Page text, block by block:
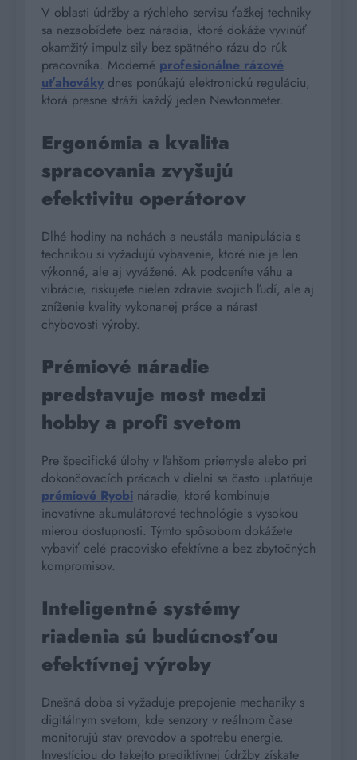
V oblasti údržby a rýchleho servisu ťažkej techniky
sa nezaobídete bez náradia, ktoré dokáže vyvinúť
okamžitý impulz sily bez spätného rázu do rúk
pracovníka. Moderné profesionálne rázové
uťahováky dnes ponúkajú elektronickú reguláciu,
ktorá presne stráži každý jeden Newtonmeter.
Ergonómia a kvalita
spracovania zvyšujú
efektivitu operátorov
Dlhé hodiny na nohách a neustála manipulácia s
technikou si vyžadujú vybavenie, ktoré nie je len
výkonné, ale aj vyvážené. Ak podceníte váhu a
vibrácie, riskujete nielen zdravie svojich ľudí, ale aj
zníženie kvality vykonanej práce a nárast
chybovosti výroby.
Prémiové náradie
predstavuje most medzi
hobby a profi svetom
Pre špecifické úlohy v ľahšom priemysle alebo pri
dokončovacích prácach v dielni sa často uplatňuje
prémiové Ryobi náradie, ktoré kombinuje
inovatívne akumulátorové technológie s vysokou
mierou dostupnosti. Týmto spôsobom dokážete
vybaviť celé pracovisko efektívne a bez zbytočných
kompromisov.
Inteligentné systémy
riadenia sú budúcnosťou
efektívnej výroby
Dnešná doba si vyžaduje prepojenie mechaniky s
digitálnym svetom, kde senzory v reálnom čase
monitorujú stav prevodov a spotrebu energie.
Investíciou do takejto prediktívnej údržby získate